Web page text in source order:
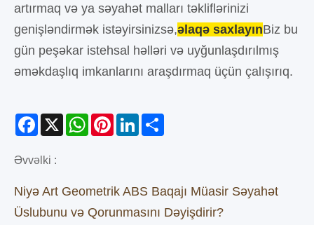
artırmaq və ya səyahət malları təkliflərinizi
genişləndirmək istəyirsinizsə,əlaqə saxlayınBiz bu
gün peşəkar istehsal həlləri və uyğunlaşdırılmış
əməkdaşlıq imkanlarını araşdırmaq üçün çalışırıq.
Facebook
X WhatsApp
PinterestLinkedIn
Əvvəlki :
Niyə Art Geometrik ABS Baqajı Müasir Səyahət
Üslubunu və Qorunmasını Dəyişdirir?